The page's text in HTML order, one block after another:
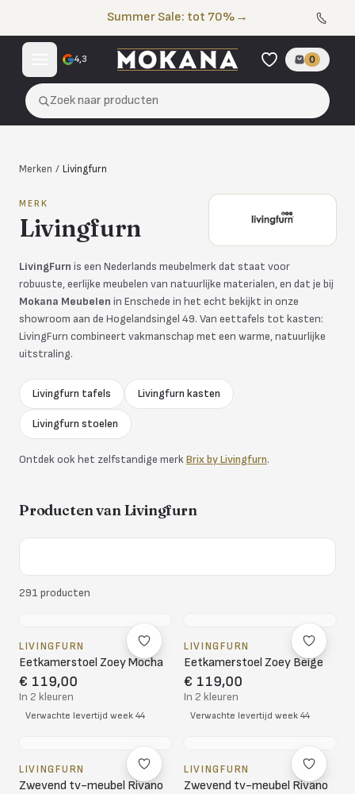
Summer Sale: tot 70% →
4,3 0
Zoek naar producten
Merken / Livingfurn
MERK
Livingfurn
LivingFurn is een Nederlands meubelmerk dat staat voor
robuuste, eerlijke meubelen van natuurlijke materialen, en dat je bij
Mokana Meubelen in Enschede in het echt bekijkt in onze
showroom aan de Hogelandsingel 49. Van eettafels tot kasten:
LivingFurn combineert vakmanschap met een warme, natuurlijke
uitstraling.
Livingfurn tafels Livingfurn kasten
Livingfurn stoelen
Ontdek ook het zelfstandige merkBrix by Livingfurn.
Producten vanLivingfurn
291 producten
LIVINGFURN
Eetkamerstoel Zoey Mocha
€ 119,00
In 2 kleuren
Verwachte levertijd week 44
LIVINGFURN
Eetkamerstoel Zoey Beige
€ 119,00
In 2 kleuren
Verwachte levertijd week 44
LIVINGFURN
Zwevend tv-meubel Rivano
LIVINGFURN
Zwevend tv-meubel Rivano